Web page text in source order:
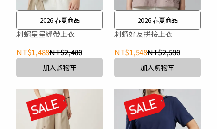
2026 春夏商品
刺蝟星星綁帶上衣
NT$1,488NT$2,480
加入购物车
2026 春夏商品
刺蝟好友拼接上衣
NT$1,548NT$2,580
加入购物车